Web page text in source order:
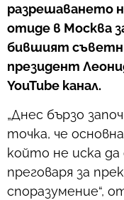
разрешаването
отиде в Москва
бившият
президент
YouTube канал.
„Днес бързо
точка, че
който не иска
преговаря за
споразумение“,